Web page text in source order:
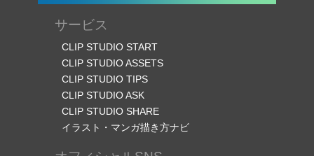
サービス
CLIP STUDIO START
CLIP STUDIO ASSETS
CLIP STUDIO TIPS
CLIP STUDIO ASK
CLIP STUDIO SHARE
イラスト・マンガ描き方ナビ